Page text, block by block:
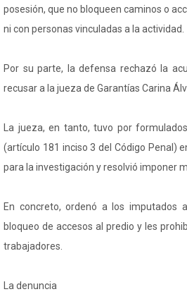
posesión, que no bloqueen caminos o
ni con personas vinculadas a la actividad.
Por su parte, la defensa rechazó la
recusar a la jueza de Garantías Carina
La jueza, en tanto, tuvo por
(artículo 181 inciso 3 del Código Penal)
para la investigación y resolvió imponer
En concreto, ordenó a los imputados
bloqueo de accesos al predio y les
trabajadores.
La denuncia